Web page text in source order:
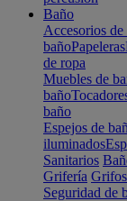
Baño
Accesorios de
bañoPapeleras
de ropa
Muebles de
baño
baño
Espejos de
iluminados
Sanitarios
Grifería
Seguridad de